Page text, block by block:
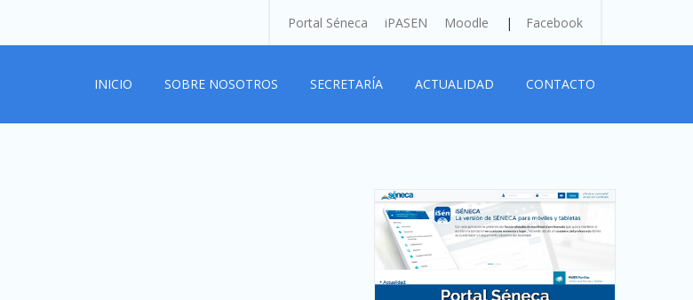
Portal Séneca iPASEN Moodle Facebook
INICIO SOBRE NOSOTROS SECRETARÍA ACTUALIDAD CONTACTO